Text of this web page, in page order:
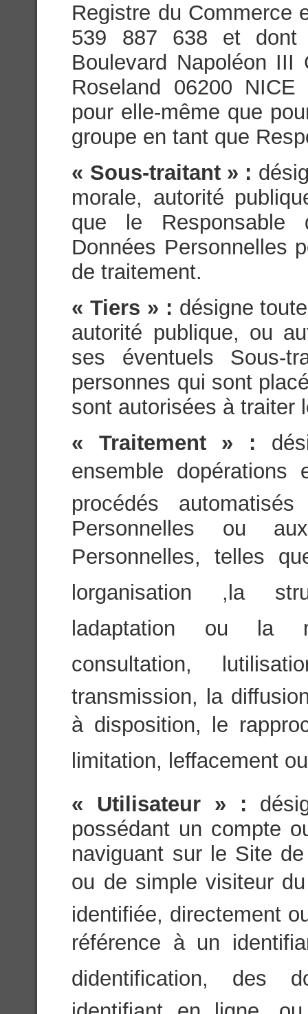
Registre du Commerce
539 887 638 et
Boulevard Napoléon III
Roseland 06200
pour elle-même que
groupe en tant que
« Sous-traitant » :
morale, autorité
que le
Données Personnelles
de traitement.
« Tiers » : désigne
autorité publique, ou
ses éventuels Sous-
personnes qui sont
sont autorisées à traiter
« Traitement » :
ensemble
procédés
Personnelles ou
Personnelles, telles
lorganisation ,la
ladaptation ou la
consultation,
transmission, la
à disposition, le
limitation, leffacement
« Utilisateur » :
possédant un compte
naviguant sur le Site
ou de simple visiteur
identifiée, directement
référence à un
didentification, des